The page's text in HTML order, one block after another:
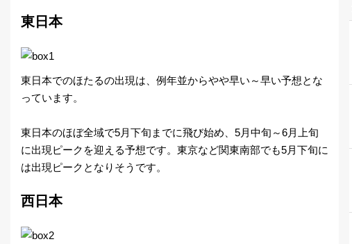
東日本
東日本でのほたるの出現は、例年並からやや早い～早い予想とな
っています。
東日本のほぼ全域で5月下旬までに飛び始め、5月中旬～6月上旬
に出現ピークを迎える予想です。東京など関東南部でも5月下旬に
は出現ピークとなりそうです。
西日本